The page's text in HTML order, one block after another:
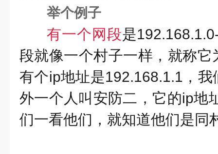
举个例子
有一个网段是
段就像一个村子一样，就称它
有个ip地址是192.168.1.1，
外一个人叫安防二，它的ip地
们一看他们，就知道他们是同